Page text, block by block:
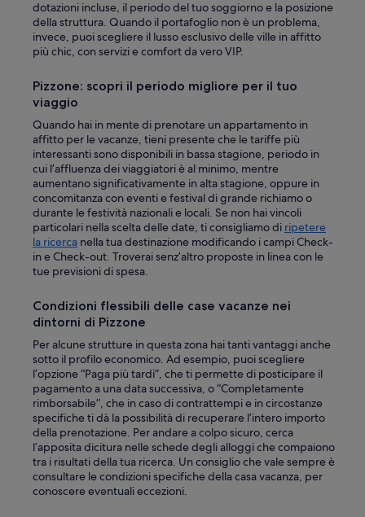
dotazioni incluse, il periodo del tuo soggiorno e la posizione
della struttura. Quando il portafoglio non è un problema,
invece, puoi scegliere il lusso esclusivo delle ville in affitto
più chic, con servizi e comfort da vero VIP.
Pizzone: scopri il periodo migliore per il tuo
viaggio
Quando hai in mente di prenotare un appartamento in
affitto per le vacanze, tieni presente che le tariffe più
interessanti sono disponibili in bassa stagione, periodo in
cui l’affluenza dei viaggiatori è al minimo, mentre
aumentano significativamente in alta stagione, oppure in
concomitanza con eventi e festival di grande richiamo o
durante le festività nazionali e locali. Se non hai vincoli
particolari nella scelta delle date, ti consigliamo di ripetere
la ricerca nella tua destinazione modificando i campi Check-
in e Check-out. Troverai senz’altro proposte in linea con le
tue previsioni di spesa.
Condizioni flessibili delle case vacanze nei
dintorni di Pizzone
Per alcune strutture in questa zona hai tanti vantaggi anche
sotto il profilo economico. Ad esempio, puoi scegliere
l’opzione “Paga più tardi”, che ti permette di posticipare il
pagamento a una data successiva, o “Completamente
rimborsabile”, che in caso di contrattempi e in circostanze
specifiche ti dà la possibilità di recuperare l’intero importo
della prenotazione. Per andare a colpo sicuro, cerca
l’apposita dicitura nelle schede degli alloggi che compaiono
tra i risultati della tua ricerca. Un consiglio che vale sempre è
consultare le condizioni specifiche della casa vacanza, per
conoscere eventuali eccezioni.